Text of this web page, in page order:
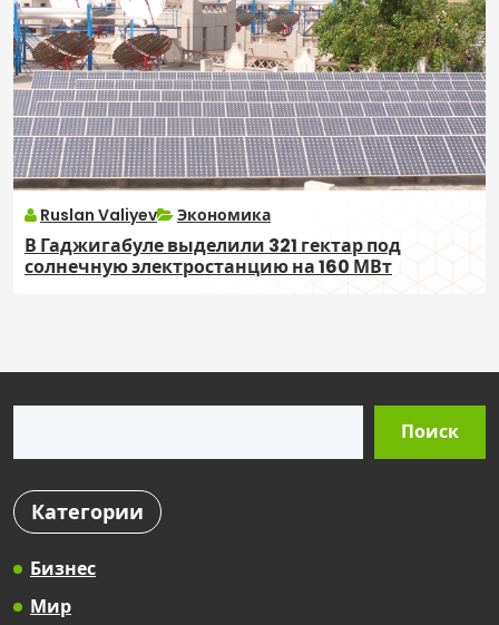
Ruslan Valiyev Экономика
В Гаджигабуле выделили 321 гектар под
солнечную электростанцию на 160 МВт
Поиск
Категории
Бизнес
Мир